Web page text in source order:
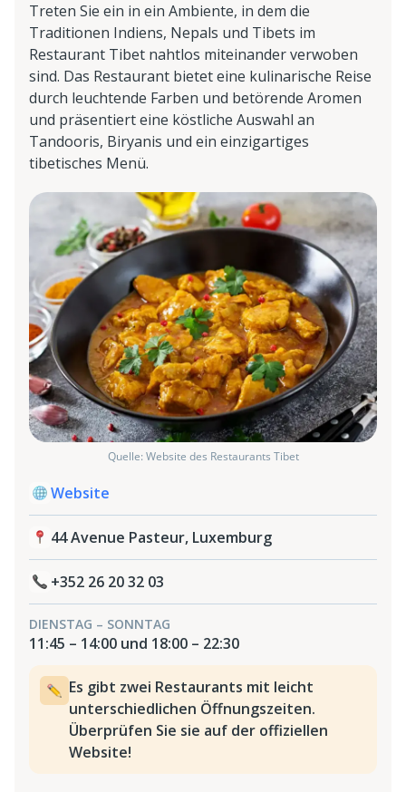
Treten Sie ein in ein Ambiente, in dem die
Traditionen Indiens, Nepals und Tibets im
Restaurant Tibet nahtlos miteinander verwoben
sind. Das Restaurant bietet eine kulinarische Reise
durch leuchtende Farben und betörende Aromen
und präsentiert eine köstliche Auswahl an
Tandooris, Biryanis und ein einzigartiges
tibetisches Menü.
Quelle: Website des Restaurants Tibet
Website
44 Avenue Pasteur, Luxemburg
+352 26 20 32 03
DIENSTAG – SONNTAG
11:45 – 14:00 und 18:00 – 22:30
Es gibt zwei Restaurants mit leicht
unterschiedlichen Öffnungszeiten.
Überprüfen Sie sie auf der offiziellen
Website!